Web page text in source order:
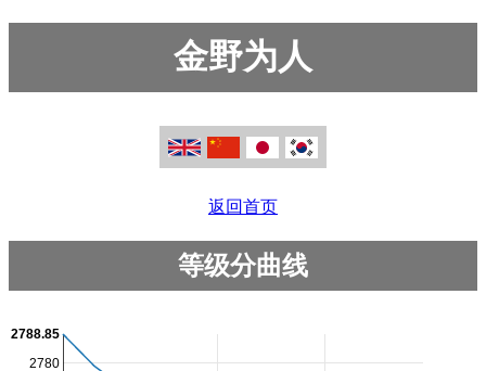
金野为人
返回首页
等级分曲线
2780
2788.85